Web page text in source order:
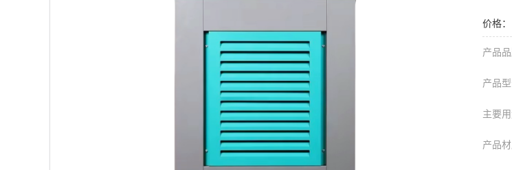
价格：
产品品
产品型
主要用
产品材